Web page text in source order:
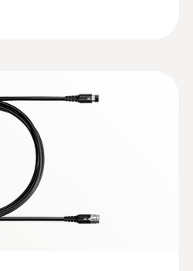
- 长寿命烟气分析仪
，CO（测量范围
加装 NO/NO